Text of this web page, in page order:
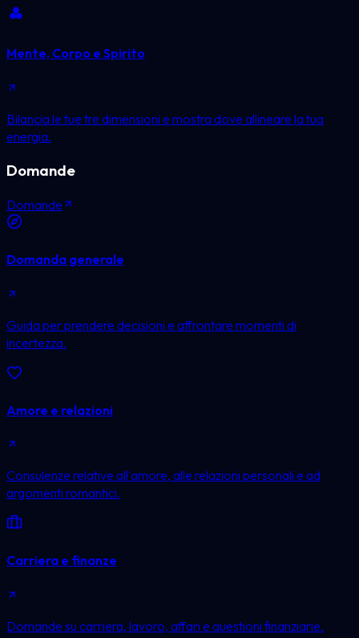
Mente, Corpo e Spirito
Bilancia le tue tre dimensioni e mostra dove allineare la tua
energia.
Domande
Domande
Domanda generale
Guida per prendere decisioni e affrontare momenti di
incertezza.
Amore e relazioni
Consulenze relative all'amore, alle relazioni personali e ad
argomenti romantici.
Carriera e finanze
Domande su carriera, lavoro, affari e questioni finanziarie.